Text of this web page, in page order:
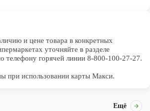
и цене товара в конкретных
уточняйте в разделе
телефону горячей линии 8-800-100-27-27.
при использовании карты Макси.
Ещё